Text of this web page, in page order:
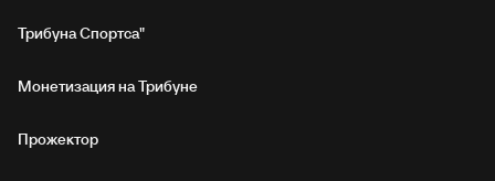
Трибуна Спортса"
Монетизация на Трибуне
Прожектор